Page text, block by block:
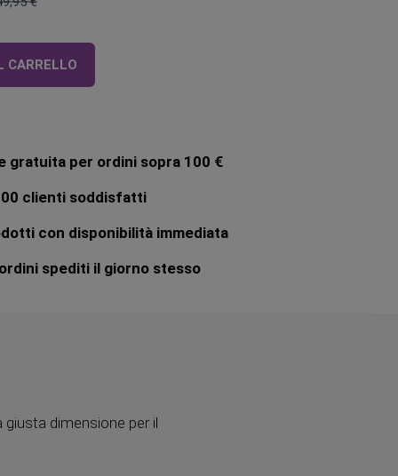
CARRELLO
gratuita per ordini sopra 100 €
clienti soddisfatti
con disponibilità immediata
spediti il giorno stesso
dimensione per il